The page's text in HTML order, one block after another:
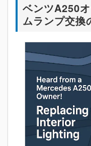
ベンツA250
ムランプ交換